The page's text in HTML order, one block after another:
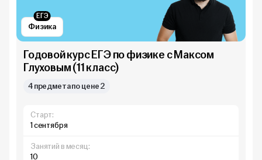
Физика
ЕГЭ
Годовой курс ЕГЭ по физике с Максом
Глуховым (11 класс)
4 предмета по цене 2
Старт:
1 сентября
Занятий в месяц:
10